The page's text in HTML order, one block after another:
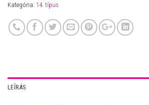
Kategória: 14. típus
LEÍRÁS